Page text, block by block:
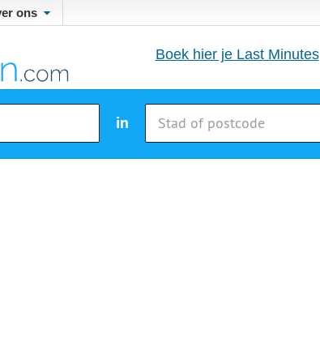
ons
Boek hier je Last Minutes
in